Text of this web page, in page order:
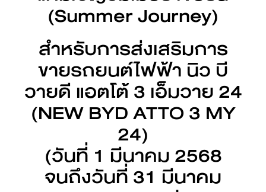
(Summer Journey)
สำหรับการส่งเสริมการ
ขายรถยนต์ไฟฟ้า นิว บี
วายดี แอตโต้ 3 เอ็มวาย 24
(NEW BYD ATTO 3 MY
24)
(วันที่ 1 มีนาคม 2568
จนถึงวันที่ 31 มีนาคม